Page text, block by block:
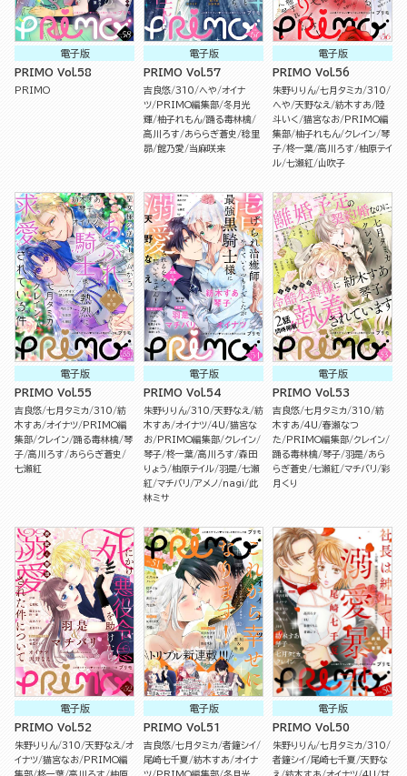
電子版
PRIMO Vol.58
PRIMO
電子版
PRIMO Vol.57
吉良悠 310 へや オイナ
ツ
PRIMO編集部 冬月光
輝 柚子れもん 踊る毒林檎
高川ろす
あららぎ蒼史
稔里
昴 館乃愛 当麻咲来
電子版
PRIMO Vol.56
朱野りりん 七月タミカ 310
へや 天野なえ 紡木すあ
陸
斗いく 猫宮なお
PRIMO編
集部 柚子れもん クレイン 琴
子 柊一葉 高川ろす 柚原テイ
ル 七瀬紅 山吹子
電子版
PRIMO Vol.55
吉良悠 七月タミカ 310 紡
木すあ オイナツ
PRIMO編
集部 クレイン 踊る毒林檎 琴
子 高川ろす
あららぎ蒼史
七瀬紅
電子版
PRIMO Vol.54
朱野りりん 310 天野なえ
紡
木すあ オイナツ 4U 猫宮な
お
PRIMO編集部 クレイン
琴子 柊一葉 高川ろす 森田
りょう 柚原テイル 羽是 七瀬
紅 マチバリ アメノ nagi
此
林ミサ
電子版
PRIMO Vol.53
吉良悠 七月タミカ 310 紡
木すあ 4U 春瀬なつ
た
PRIMO編集部 クレイン
踊る毒林檎 琴子 羽是 あら
らぎ蒼史
七瀬紅 マチバリ 彩
月くり
電子版
PRIMO Vol.52
朱野りりん 310 天野なえ
オ
イナツ 猫宮なお
PRIMO編
電子版
PRIMO Vol.51
吉良悠 七月タミカ 者鐘シイ
尾崎七千夏 紡木すあ オイナ
電子版
PRIMO Vol.50
朱野りりん 七月タミカ 310
者鐘シイ 尾崎七千夏 天野な